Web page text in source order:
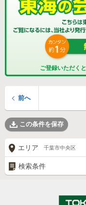
ご登録いただくと
前へ
この条件を保存
エリア 千葉市中央区
検索条件